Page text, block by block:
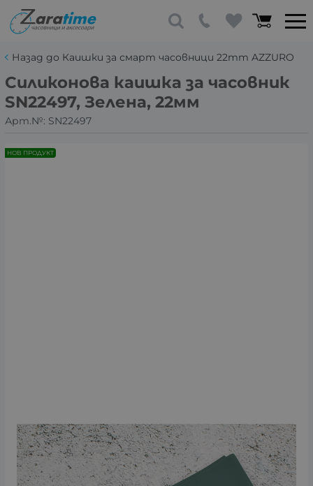
Назад до Каишки за смарт часовници 22mm AZZURO
Силиконова каишка за часовник
SN22497, Зелена, 22мм
Арт.№: SN22497
НОВ ПРОДУКТ